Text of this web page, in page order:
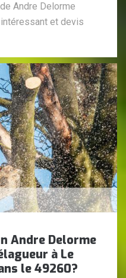
Andre Delorme
et devis
Andre Delorme
à Le
le 49260?